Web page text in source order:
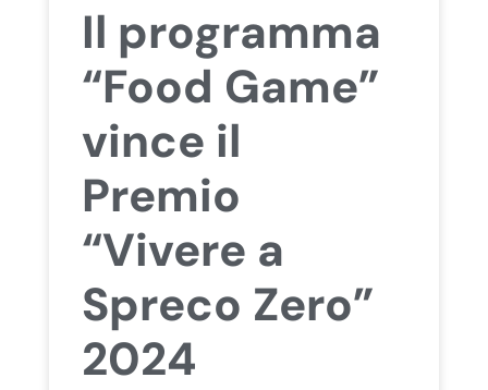
Il programma
“Food Game”
vince il
Premio
“Vivere a
Spreco Zero”
2024